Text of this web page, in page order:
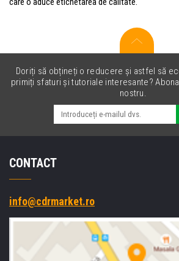
Doriți să obțineți o reducere și astfel să
primiți sfaturi și tutoriale interesante?
nostru.
CONTACT
info@cdrmarket.ro